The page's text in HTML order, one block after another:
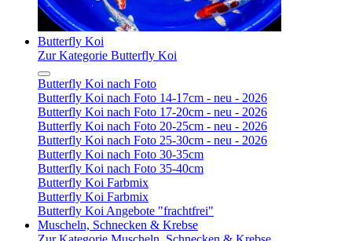
Butterfly Koi
Zur Kategorie Butterfly Koi
Butterfly Koi nach Foto
Butterfly Koi nach Foto 14-17cm - neu - 2026
Butterfly Koi nach Foto 17-20cm - neu - 2026
Butterfly Koi nach Foto 20-25cm - neu - 2026
Butterfly Koi nach Foto 25-30cm - neu - 2026
Butterfly Koi nach Foto 30-35cm
Butterfly Koi nach Foto 35-40cm
Butterfly Koi Farbmix
Butterfly Koi Farbmix
Butterfly Koi Angebote "frachtfrei"
Muscheln, Schnecken & Krebse